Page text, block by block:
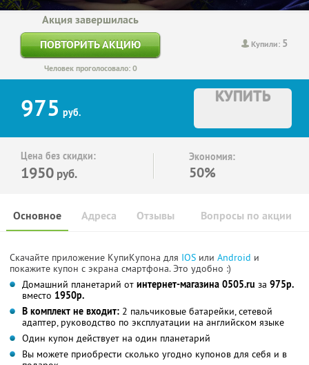
Купили: 5
Акция завершилась
ПОВТОРИТЬ АКЦИЮ
Человек проголосовало: 0
975 руб.
КУПИТЬ
Цена без скидки:
1950 руб.
Экономия:
50%
Основное Отзывы Вопросы по акции
Адреса
Скачайте приложение КупиКупона для IOS или Android и
покажите купон с экрана смартфона. Это удобно :)
Домашний планетарий от интернет-магазина 0505.ru за 975р.
вместо 1950р.
В комплект не входит: 2 пальчиковые батарейки, сетевой
адаптер, руководство по эксплуатации на английском языке
Один купон действует на один планетарий
Вы можете приобрести сколько угодно купонов для себя и в